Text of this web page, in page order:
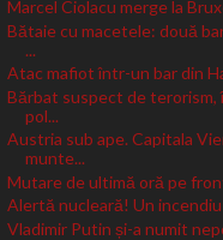
Marcel Ciolacu merge la
Bătaie cu macetele: două
...
Atac mafiot într-un bar din
Bărbat suspect de terorism,
pol...
Austria sub ape. Capitala
munte...
Mutare de ultimă oră pe
Alertă nucleară! Un
Vladimir Putin și-a numit